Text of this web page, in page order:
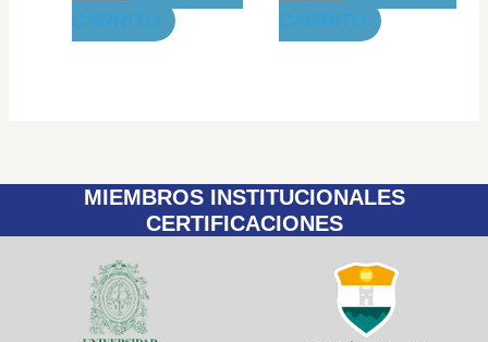
CARRITO
CARRITO
MIEMBROS INSTITUCIONALES
CERTIFICACIONES